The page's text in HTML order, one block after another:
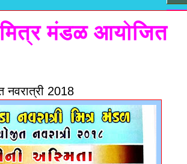
मित्र मंडळ आयोजित
नवरात्री 2018